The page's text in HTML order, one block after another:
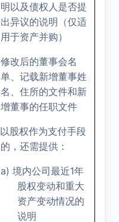
明以及债权人是否提
出异议的说明（仅适
用于资产并购）
修改后的董事会名
单、记载新增董事姓
名、住所的文件和新
增董事的任职文件
以股权作为支付手段
的，还需提供：
a) 境内公司最近1年
股权变动和重大
资产变动情况的
说明